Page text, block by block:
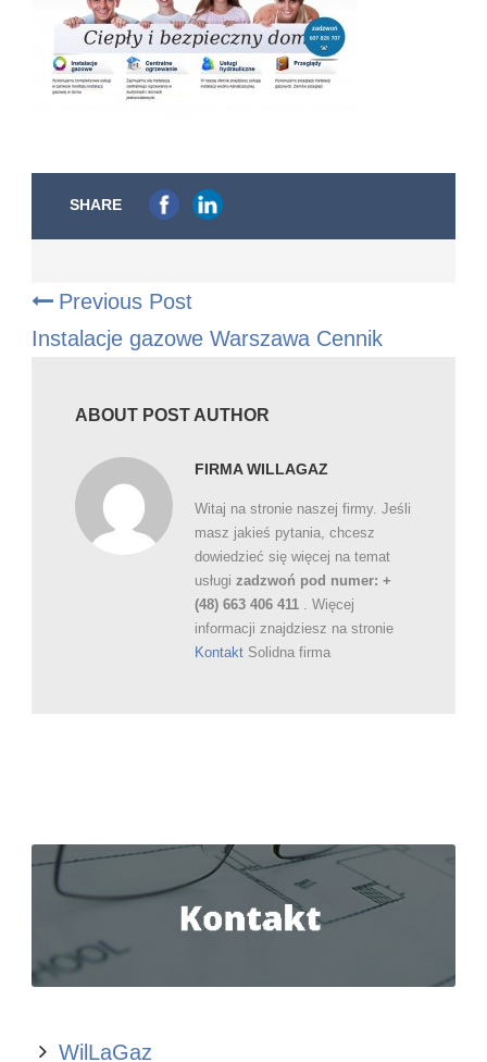
SHARE
Previous Post
Instalacje gazowe Warszawa Cennik
ABOUT POST AUTHOR
FIRMA WILLAGAZ
Witaj na stronie naszej firmy. Jeśli
masz jakieś pytania, chcesz
dowiedzieć się więcej na temat
usługi zadzwoń pod numer: +
(48) 663 406 411 . Więcej
informacji znajdziesz na stronie
Kontakt Solidna firma
WilLaGaz